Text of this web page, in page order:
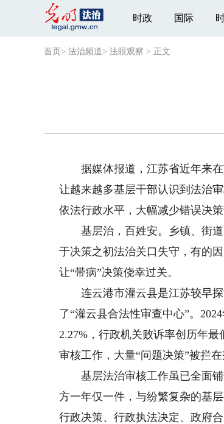
时政 国际
首页 > 法治频道> 法眼观察 > 正文
据媒体报道，江苏省近年来在
让越来越多基层干部认识到法治
依法行政水平，大幅减少错误决
基层治，百姓安。乡镇、街道
于决策之初法治关口失守，有的
让“带病”决策侥幸过关。
连云港市灌云县是江苏较早探
了“灌云县合法性审查中心”。
2.27%，行政机关败诉率创历年
审核工作，大量“问题决策”被拦在
基层法治审核工作虽已全面铺
方一年仅一件，与纷繁复杂的基
行政决策、行政执法决定、政府